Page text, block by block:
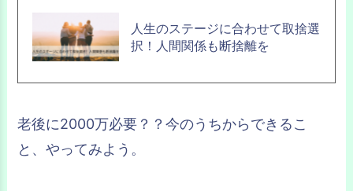
人生のステージに合わせて取捨選
択！人間関係も断捨離を
老後に2000万必要？？今のうちからできるこ
と、やってみよう。